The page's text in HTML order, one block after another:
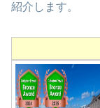
紹介します。